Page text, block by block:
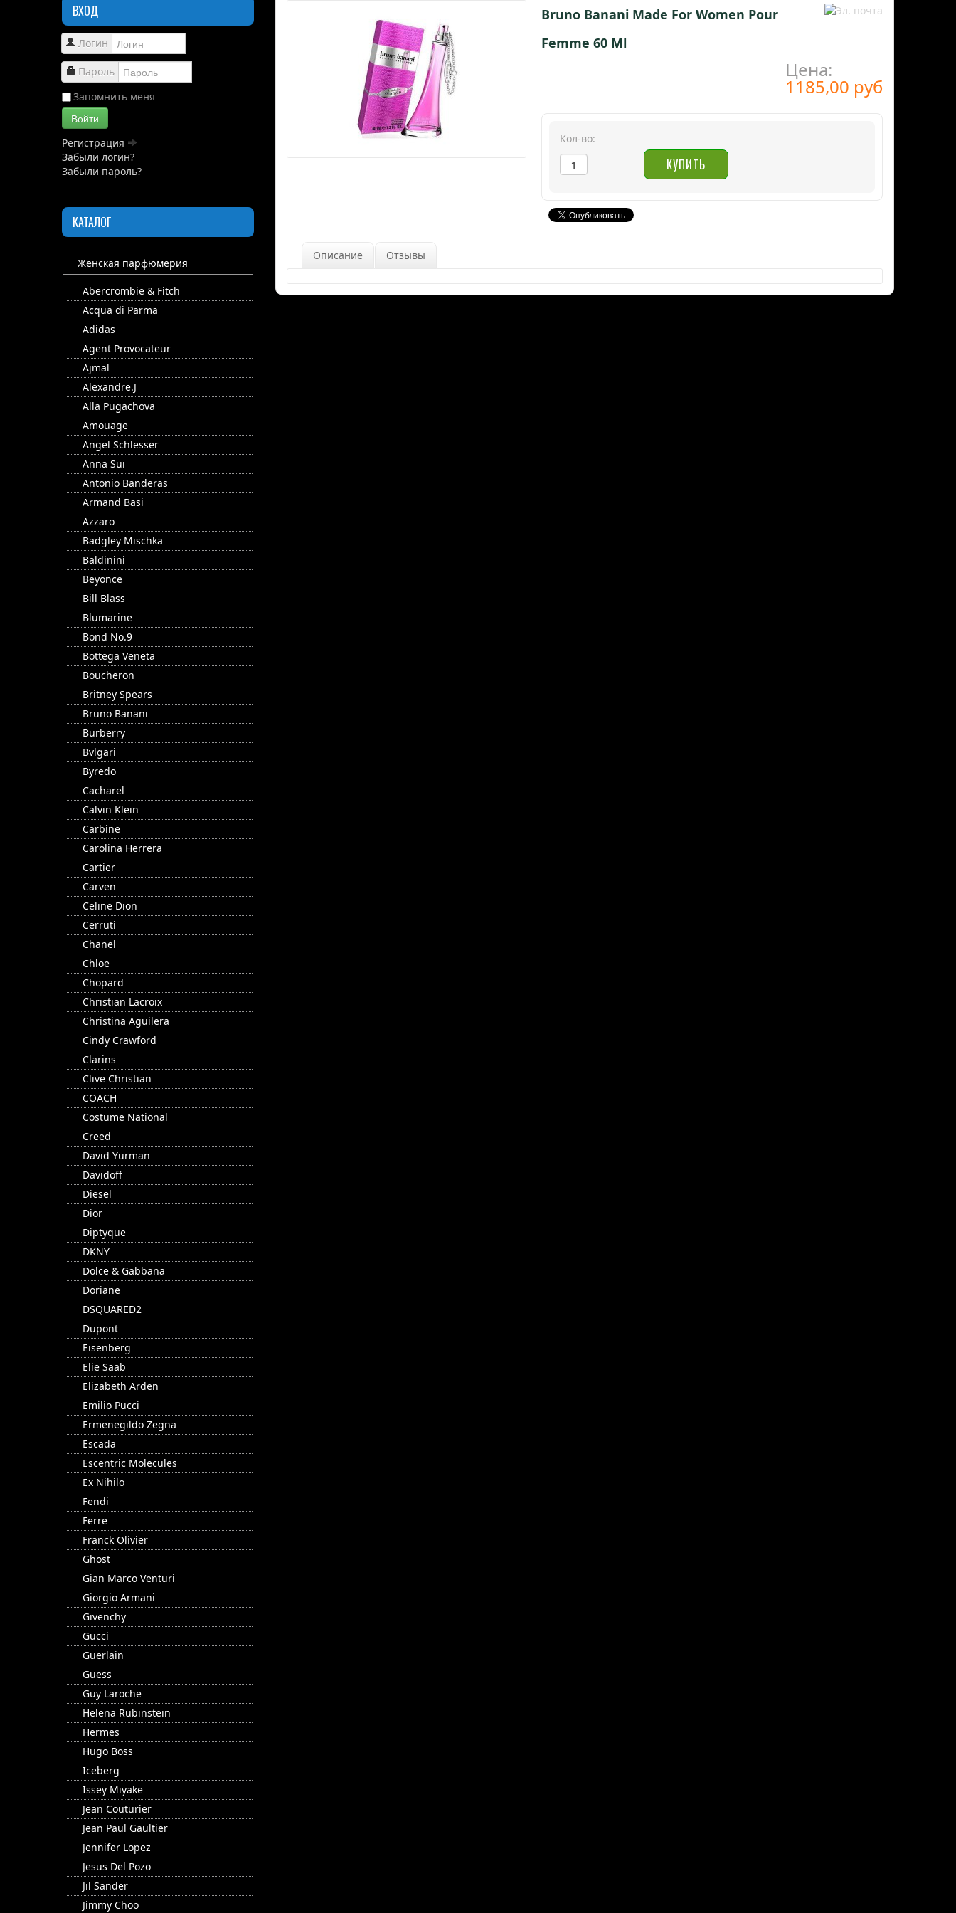
ВХОД
Логин
Пароль
Запомнить меня
Войти
Регистрация
Забыли логин?
Забыли пароль?
КАТАЛОГ
Женская парфюмерия
Abercrombie & Fitch
Acqua di Parma
Adidas
Agent Provocateur
Ajmal
Alexandre.J
Alla Pugachova
Amouage
Angel Schlesser
Anna Sui
Antonio Banderas
Armand Basi
Azzaro
Badgley Mischka
Baldinini
Beyonce
Bill Blass
Blumarine
Bond No.9
Bottega Veneta
Boucheron
Britney Spears
Bruno Banani
Burberry
Bvlgari
Byredo
Cacharel
Calvin Klein
Carbine
Carolina Herrera
Cartier
Carven
Celine Dion
Cerruti
Chanel
Chloe
Chopard
Christian Lacroix
Christina Aguilera
Cindy Crawford
Clarins
Clive Christian
COACH
Costume National
Creed
David Yurman
Davidoff
Diesel
Dior
Diptyque
DKNY
Dolce & Gabbana
Doriane
DSQUARED2
Dupont
Eisenberg
Elie Saab
Elizabeth Arden
Emilio Pucci
Ermenegildo Zegna
Escada
Escentric Molecules
Ex Nihilo
Fendi
Ferre
Franck Olivier
Ghost
Gian Marco Venturi
Giorgio Armani
Givenchy
Gucci
Guerlain
Guess
Guy Laroche
Helena Rubinstein
Hermes
Hugo Boss
Iceberg
Issey Miyake
Jean Couturier
Jean Paul Gaultier
Jennifer Lopez
Jesus Del Pozo
Jil Sander
Jimmy Choo
Bruno Banani Made For Women Pour
Femme 60 Ml
Цена:
1185,00 руб
Кол-во:
Описание Отзывы